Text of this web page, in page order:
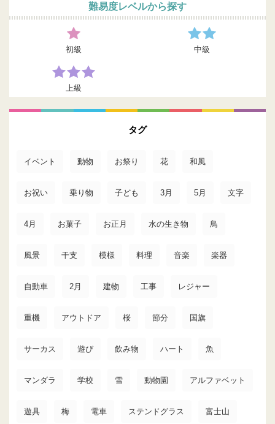
難易度レベルから探す
初級 中級
上級
タグ
イベント 動物 お祭り 花 和風
お祝い 乗り物 子ども 3月 5月 文字
4月 お菓子 お正月 水の生き物 鳥
風景 干支 模様 料理 音楽 楽器
自動車 2月 建物 工事 レジャー
重機 アウトドア 桜 節分 国旗
サーカス 遊び 飲み物 ハート 魚
マンダラ 学校 雪 動物園 アルファベット
遊具 梅 電車 ステンドグラス 富士山